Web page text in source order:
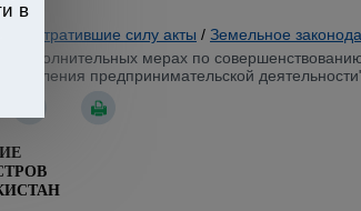
в
Утратившие силу акты / Земельное
дополнительных мерах по
предпринимательской